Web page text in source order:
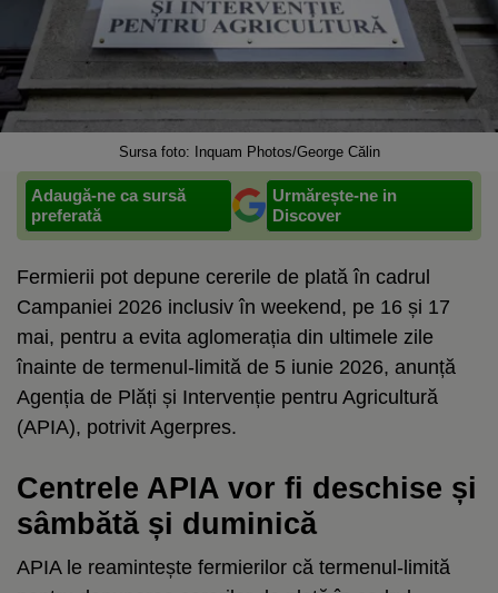
Sursa foto: Inquam Photos/George Călin
Adaugă-ne ca sursă
preferată
Urmărește-ne in
Discover
Fermierii pot depune cererile de plată în cadrul
Campaniei 2026 inclusiv în weekend, pe 16 și 17
mai, pentru a evita aglomerația din ultimele zile
înainte de termenul-limită de 5 iunie 2026, anunță
Agenția de Plăți și Intervenție pentru Agricultură
(APIA), potrivit Agerpres.
Centrele APIA vor fi deschise și
sâmbătă și duminică
APIA le reamintește fermierilor că termenul-limită